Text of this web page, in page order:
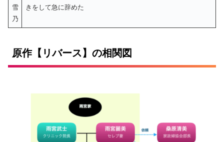
雪
乃
きをして急に辞めた
原作【リバース】の相関図